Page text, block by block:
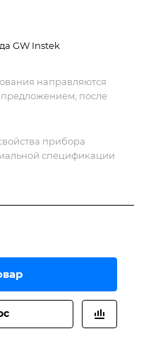
схемах и
GW Instek
направляются
после
прибора
спецификации